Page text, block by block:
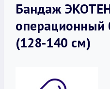
Бандаж
операционный
(128-140 см)